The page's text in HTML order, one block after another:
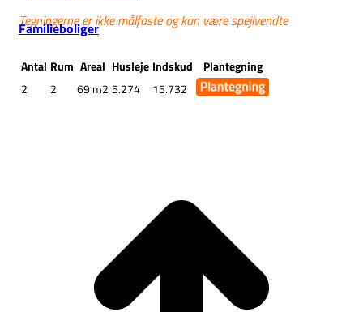
Tegningerne er ikke målfaste og kan være spejlvendte
Familieboliger
Antal Rum Areal Husleje Indskud
Plantegning
2
2 69 m2 5.274 15.732